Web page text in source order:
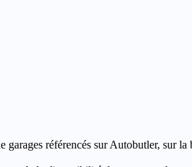
référencés sur Autobutler, sur